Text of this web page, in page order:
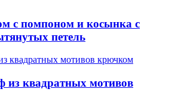
с помпоном и косынка с
петель
квадратных мотивов